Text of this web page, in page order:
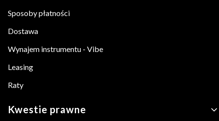
Sposoby płatności
Dostawa
Wynajem instrumentu - Vibe
Leasing
Raty
Kwestie prawne